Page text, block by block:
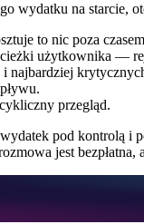
wydatku na starcie,
to nic poza
użytkownika —
najbardziej
przegląd.
pod kontrolą i
jest bezpłatna,